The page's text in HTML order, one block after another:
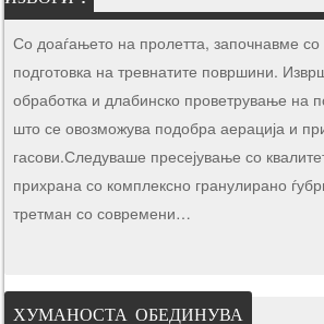
Со доаѓањето на пролетта, започнавме со
подготовка на тревнатите површини.
обработка и длабинско проветрување на
што се овозможува подобра аерација и
гасови.Следуваше пресејување со
прихрана со комплексно гранулирано
третман со современи…
ХУМАНОСТА ОБЕДИНУВА